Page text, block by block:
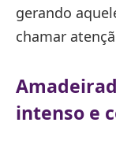
gerando
chamar
intenso e